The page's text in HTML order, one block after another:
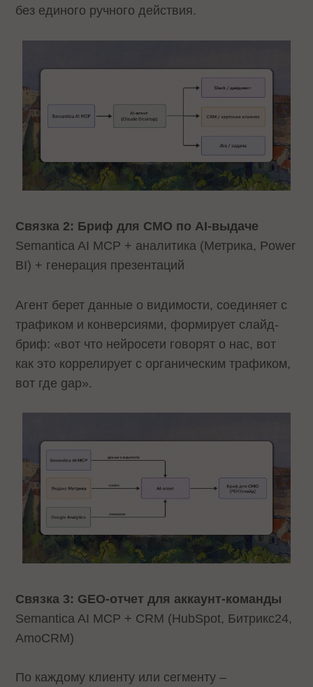
без единого ручного действия.
Связка 2: Бриф для CMO по AI-выдаче
Semantica AI MCP + аналитика (Метрика, Power
BI) + генерация презентаций
Агент берет данные о видимости, соединяет с
трафиком и конверсиями, формирует слайд-
бриф: «вот что нейросети говорят о нас, вот
как это коррелирует с органическим трафиком,
вот где gap».
Связка 3: GEO-отчет для аккаунт-команды
Semantica AI MCP + CRM (HubSpot, Битрикс24,
AmoCRM)
По каждому клиенту или сегменту –